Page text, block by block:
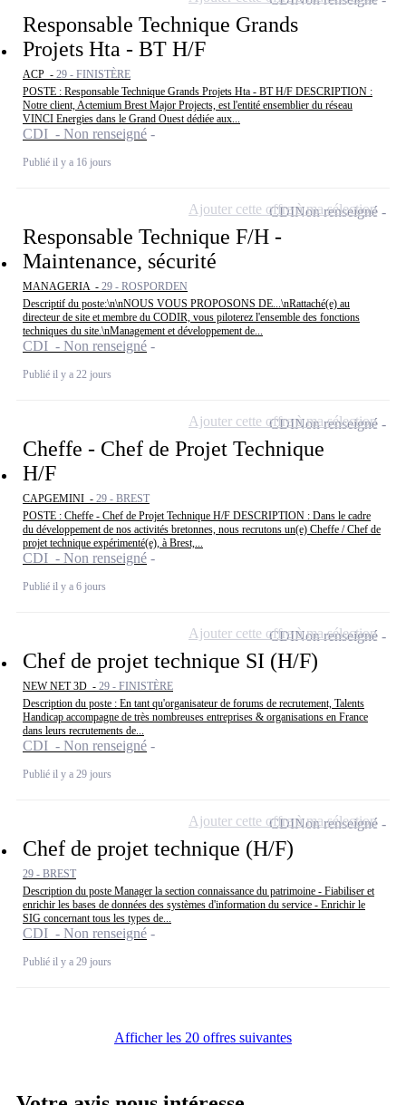
Responsable Technique Grands
Projets Hta - BT H/F
ACP - 29 - FINISTÈRE
POSTE : Responsable Technique Grands Projets Hta - BT H/F DESCRIPTION :
Notre client, Actemium Brest Major Projects, est l'entité ensemblier du réseau
VINCI Energies dans le Grand Ouest dédiée aux...
CDI - Non renseigné
Publié il y a 16 jours
Responsable Technique F/H -
Maintenance, sécurité
MANAGERIA - 29 - ROSPORDEN
Descriptif du poste:\n\nNOUS VOUS PROPOSONS DE...\nRattaché(e) au
directeur de site et membre du CODIR, vous piloterez l'ensemble des fonctions
techniques du site.\nManagement et développement de...
CDI - Non renseigné
Publié il y a 22 jours
CDINon renseigné
Ajouter cette offre à ma sélection
Cheffe - Chef de Projet Technique
H/F
CAPGEMINI - 29 - BREST
POSTE : Cheffe - Chef de Projet Technique H/F DESCRIPTION : Dans le cadre
du développement de nos activités bretonnes, nous recrutons un(e) Cheffe / Chef de
projet technique expérimenté(e), à Brest,...
CDI - Non renseigné
Publié il y a 6 jours
CDINon renseigné
Ajouter cette offre à ma sélection
Chef de projet technique SI (H/F)
NEW NET 3D - 29 - FINISTÈRE
Description du poste : En tant qu'organisateur de forums de recrutement, Talents
Handicap accompagne de très nombreuses entreprises & organisations en France
dans leurs recrutements de...
CDI - Non renseigné
Publié il y a 29 jours
CDINon renseigné
Ajouter cette offre à ma sélection
Chef de projet technique (H/F)
29 - BREST
Description du poste Manager la section connaissance du patrimoine - Fiabiliser et
enrichir les bases de données des systèmes d'information du service - Enrichir le
SIG concernant tous les types de...
CDI - Non renseigné
Publié il y a 29 jours
CDINon renseigné
Ajouter cette offre à ma sélection
Afficher les 20 offres suivantes